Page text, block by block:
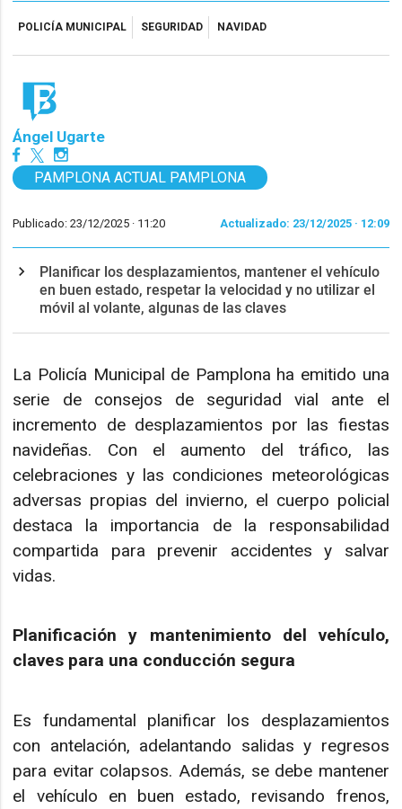
POLICÍA MUNICIPAL SEGURIDAD NAVIDAD
Ángel Ugarte
PAMPLONA ACTUAL PAMPLONA
Publicado: 23/12/2025 · 11:20 Actualizado: 23/12/2025 · 12:09
Planificar los desplazamientos, mantener el vehículo
en buen estado, respetar la velocidad y no utilizar el
móvil al volante, algunas de las claves
La Policía Municipal de Pamplona ha emitido una
serie de consejos de seguridad vial ante el
incremento de desplazamientos por las fiestas
navideñas. Con el aumento del tráfico, las
celebraciones y las condiciones meteorológicas
adversas propias del invierno, el cuerpo policial
destaca la importancia de la responsabilidad
compartida para prevenir accidentes y salvar
vidas.
Planificación y mantenimiento del vehículo,
claves para una conducción segura
Es fundamental planificar los desplazamientos
con antelación, adelantando salidas y regresos
para evitar colapsos. Además, se debe mantener
el vehículo en buen estado, revisando frenos,